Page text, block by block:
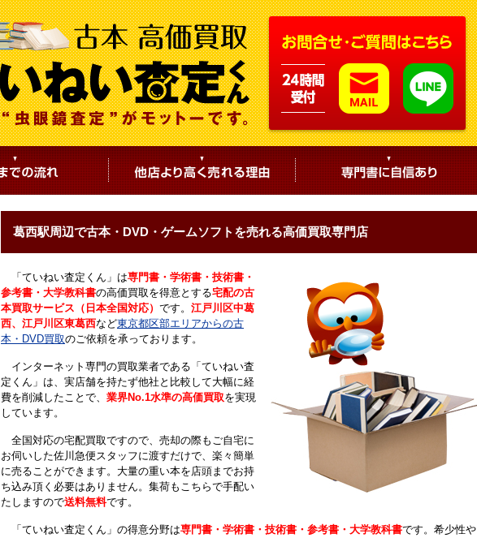
葛西駅周辺で古本・DVD・ゲームソフトを売れる高価買取専門店
「ていねい査定くん」は専門書・学術書・技術書・
参考書・大学教科書の高価買取を得意とする宅配の古
本買取サービス（日本全国対応） です。 江戸川区中葛
西、江戸川区東葛西など東京都区部エリアからの古
本・DVD買取のご依頼を承っております。
インターネット専門の買取業者である「ていねい査
定くん」は、実店舗を持たず他社と比較して大幅に経
費を削減したことで、 業界No.1水準の高価買取を実現
しています。
全国対応の宅配買取ですので、売却の際もご自宅に
お伺いした佐川急便スタッフに渡すだけで、楽々簡単
に売ることができます。大量の重い本を店頭までお持
ち込み頂く必要はありません。集荷もこちらで手配い
たしますので送料無料です。
「ていねい査定くん」の得意分野は専門書・学術書・技術書・参考書・大学教科書です。希少性や